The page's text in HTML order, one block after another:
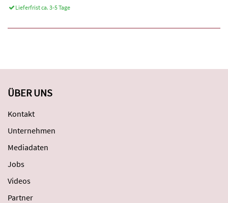
Lieferfrist ca. 3-5 Tage
ÜBER UNS
Kontakt
Unternehmen
Mediadaten
Jobs
Videos
Partner